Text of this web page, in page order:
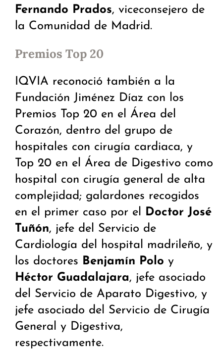
Fernando Prados, viceconsejero de
la Comunidad de Madrid.
Premios Top 20
IQVIA reconoció también a la
Fundación Jiménez Díaz con los
Premios Top 20 en el Área del
Corazón, dentro del grupo de
hospitales con cirugía cardiaca, y
Top 20 en el Área de Digestivo como
hospital con cirugía general de alta
complejidad; galardones recogidos
en el primer caso por el
Doctor José
Tuñón, jefe del Servicio de
Cardiología del hospital madrileño, y
los doctores Benjamín Polo y
Héctor Guadalajara, jefe asociado
del Servicio de Aparato Digestivo, y
jefe asociado del Servicio de Cirugía
General y Digestiva,
respectivamente.